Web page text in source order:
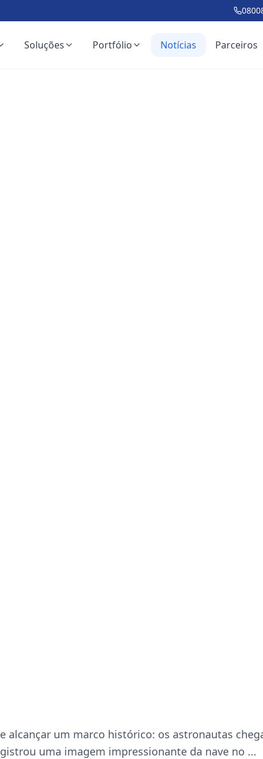
Soluções Portfólio Notícias Parceiros
alcançar um marco histórico: os astronautas
uma imagem impressionante da nave no ...